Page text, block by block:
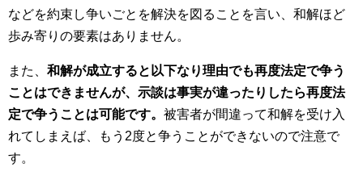
などを約束し争いごとを解決を図ることを言い、和解ほど
歩み寄りの要素はありません。
また、 和解が成立すると以下なり理由でも再度法定で争う
ことはできませんが、示談は事実が違ったりしたら再度法
定で争うことは可能です。 被害者が間違って和解を受け入
れてしまえば、もう2度と争うことができないので注意で
す。